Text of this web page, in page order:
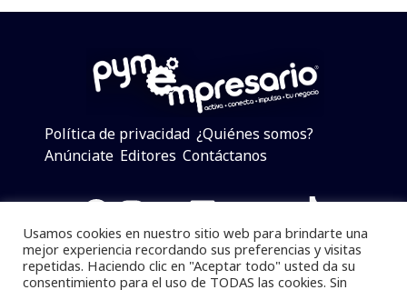
Política de privacidad ¿Quiénes somos?
Anúnciate Editores Contáctanos
Facebook
Instagram
Twitter
LinkedIn
Telegram
YouTube
TikTok
Usamos cookies en nuestro sitio web para brindarte una
mejor experiencia recordando sus preferencias y visitas
repetidas. Haciendo clic en "Aceptar todo" usted da su
consentimiento para el uso de TODAS las cookies. Sin